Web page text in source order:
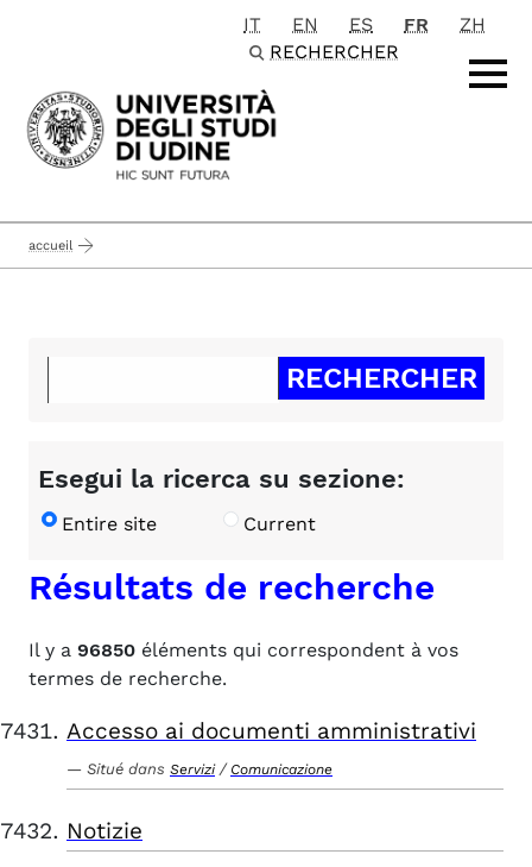
Passa al contenuto principale
IT EN ES FR
ZH
RECHERCHER
accueil
Esegui la ricerca su sezione:
Entire site Current
Résultats de recherche
Il y a 96850 éléments qui correspondent à vos
termes de recherche.
Accesso ai documenti amministrativi
Situé dans Servizi / Comunicazione
Notizie